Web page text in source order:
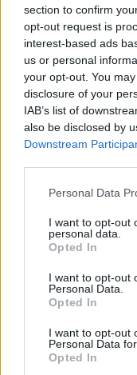
section to confirm
opt-out request is
interest-based ads
us or personal
your opt-out. You
disclosure of your
IAB’s list of
also be disclosed by
Downstream
Personal Data
I want to opt-out
personal data.
Opted In
I want to opt-out
Personal Data.
Opted In
I want to opt-out
Personal Data
Opted In
Portfolio
2002. október 15. 13:57
Citigroup Inc (C) Ma
szolgáltatásokat
pénzügyi
várakozásait. Erős
eredménye, negatív
összefügg az elmúlt
KEDVES
A keresett cikk a
tartozik, melynek
Az előfizetés a
Portfolio.hu